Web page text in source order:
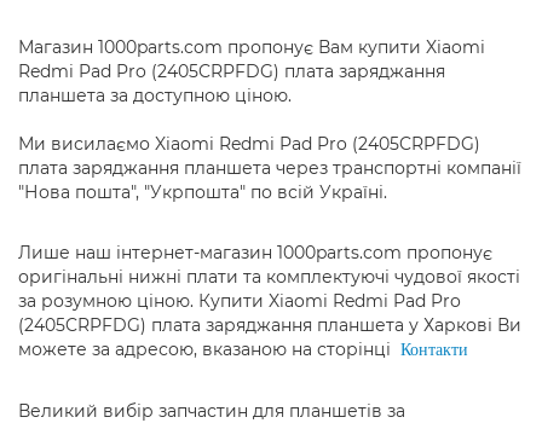
Магазин 1000parts.com пропонує Вам купити Xiaomi
Redmi Pad Pro (2405CRPFDG) плата заряджання
планшета за доступною ціною.
Ми висилаємо Xiaomi Redmi Pad Pro (2405CRPFDG)
плата заряджання планшета через транспортні компанії
"Нова пошта", "Укрпошта" по всій Україні.
Лише наш інтернет-магазин 1000parts.com пропонує
оригінальні нижні плати та комплектуючі чудової якості
за розумною ціною. Купити Xiaomi Redmi Pad Pro
(2405CRPFDG) плата заряджання планшета у Харкові Ви
можете за адресою, вказаною на сторінці Контакти
Великий вибір запчастин для планшетів за